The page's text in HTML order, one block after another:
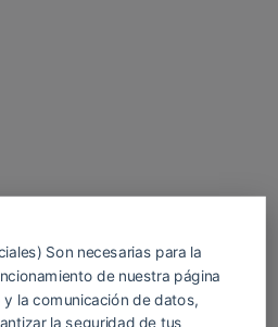
Son necesarias para la
de nuestra página
la comunicación de datos,
la seguridad de tus